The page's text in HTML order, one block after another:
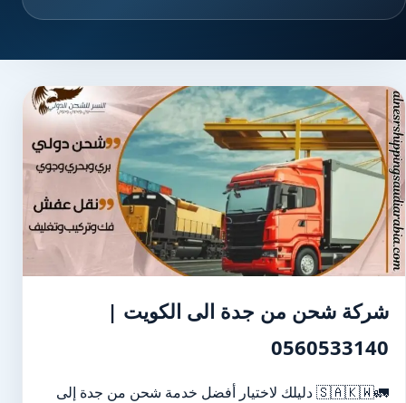
شركة شحن من جدة الى الكويت |
0560533140
🚛🇸🇦🇰🇼 دليلك لاختيار أفضل خدمة شحن من جدة إلى